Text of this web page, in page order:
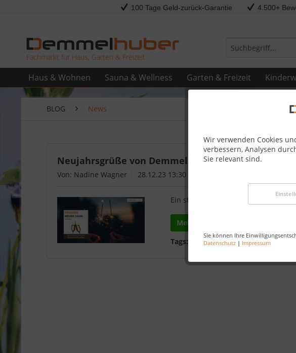
100 Tage Geld-zurück-Garantie 4.500+
Fachmarkt für Haus, Garten & Freizeit
Haus & Wohnen Sauna & Wellness Garten & Freizeit
Wir verwenden Cookies
verbessern, Analysen
Sie relevant sind.
Sie können Ihre
Datenschutz | Impressum
BLOG News
Neujahrsgrüße von Demmelhuber: Ein gesundes
Von: Nadine Wagner 28.12.23 13:30
Ein strahlender Start ins Neue Jahr
Mehr lesen
Tags:
Neujahrswünsche,Guten